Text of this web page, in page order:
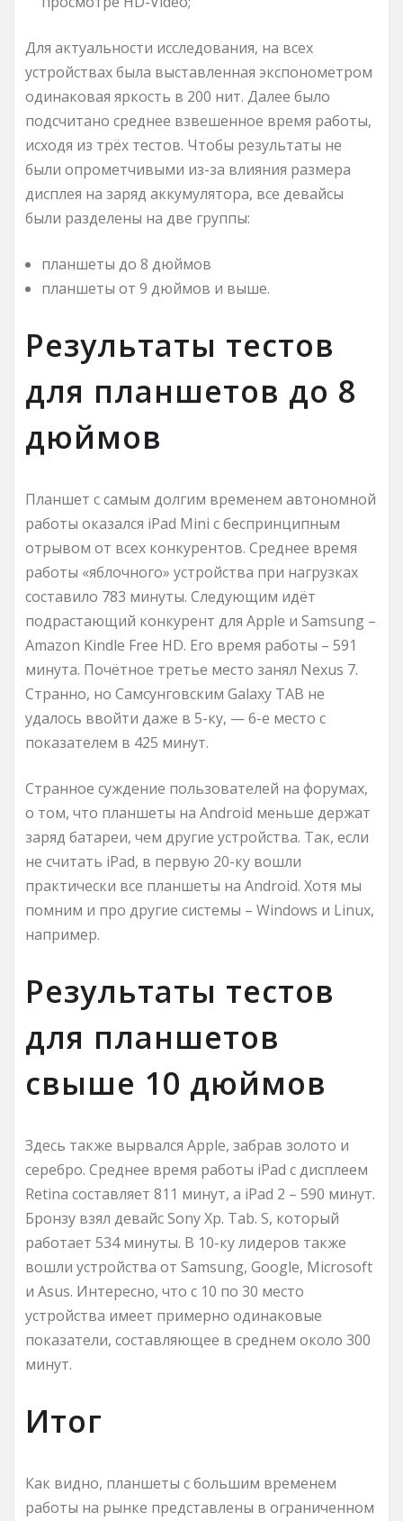
Для актуальности исследования, на всех
устройствах была выставленная экспонометром
одинаковая яркость в 200 нит. Далее было
подсчитано среднее взвешенное время работы,
исходя из трёх тестов. Чтобы результаты не
были опрометчивыми из-за влияния размера
дисплея на заряд аккумулятора, все девайсы
были разделены на две группы:
планшеты до 8 дюймов
планшеты от 9 дюймов и выше.
Результаты тестов
для планшетов до 8
дюймов
Планшет с самым долгим временем автономной
работы оказался iPad Mini с беспринципным
отрывом от всех конкурентов. Среднее время
работы «яблочного» устройства при нагрузках
составило 783 минуты. Следующим идёт
подрастающий конкурент для Apple и Samsung –
Amazon Kindle Free HD. Его время работы – 591
минута. Почётное третье место занял Nexus 7.
Странно, но Самсунговским Galaxy TAB не
удалось ввойти даже в 5-ку, — 6-е место с
показателем в 425 минут.
Странное суждение пользователей на форумах,
о том, что планшеты на Android меньше держат
заряд батареи, чем другие устройства. Так, если
не считать iPad, в первую 20-ку вошли
практически все планшеты на Android. Хотя мы
помним и про другие системы – Windows и Linux,
например.
Результаты тестов
для планшетов
свыше 10 дюймов
Здесь также вырвался Apple, забрав золото и
серебро. Среднее время работы iPad с дисплеем
Retina составляет 811 минут, а iPad 2 – 590 минут.
Бронзу взял девайс Sony Хр. Tab. S, который
работает 534 минуты. В 10-ку лидеров также
вошли устройства от Samsung, Google, Microsoft
и Asus. Интересно, что с 10 по 30 место
устройства имеет примерно одинаковые
показатели, составляющее в среднем около 300
минут.
Итог
Как видно, планшеты с большим временем
работы на рынке представлены в ограниченном